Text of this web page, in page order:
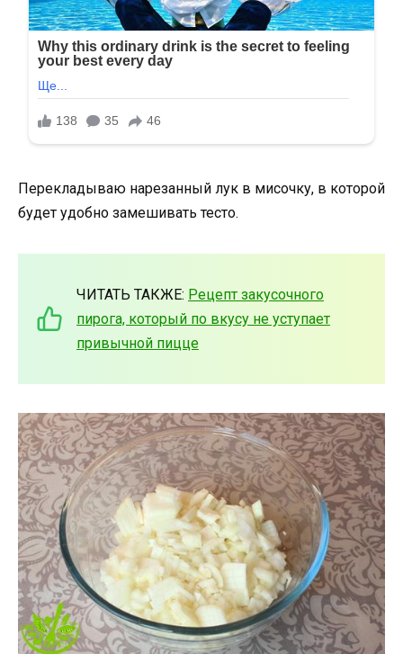
Перекладываю нарезанный лук в мисочку, в которой
будет удобно замешивать тесто.
ЧИТАТЬ ТАКЖЕ: Рецепт закусочного
пирога, который по вкусу не уступает
привычной пицце